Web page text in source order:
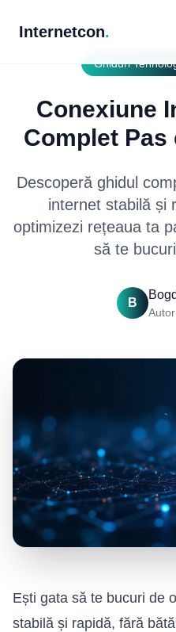
Internetcon.
Ghiduri
Conexiune
Complet Pas
Descoperă ghidul
internet stabilă și
optimizezi rețeaua ta
să te
B
Autor
Ești gata să te bucuri de o
stabilă și rapidă, fără